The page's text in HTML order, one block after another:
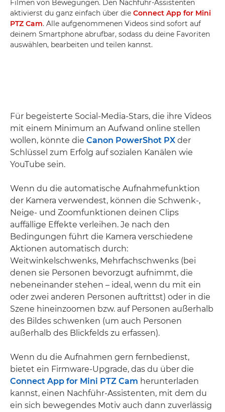
Filmen von Bewegungen. Den Nachführ-Assistenten
aktivierst du ganz einfach über die Connect App for Mini
PTZ Cam. Alle aufgenommenen Videos sind sofort auf
deinem Smartphone abrufbar, sodass du deine Favoriten
auswählen, bearbeiten und teilen kannst.
Für begeisterte Social-Media-Stars, die ihre Videos
mit einem Minimum an Aufwand online stellen
wollen, könnte die Canon PowerShot PX der
Schlüssel zum Erfolg auf sozialen Kanälen wie
YouTube sein.
Wenn du die automatische Aufnahmefunktion
der Kamera verwendest, können die Schwenk-,
Neige- und Zoomfunktionen deinen Clips
auffällige Effekte verleihen. Je nach den
Bedingungen führt die Kamera verschiedene
Aktionen automatisch durch:
Weitwinkelschwenks, Mehrfachschwenks (bei
denen sie Personen bevorzugt aufnimmt, die
nebeneinander stehen – ideal, wenn du mit ein
oder zwei anderen Personen auftrittst) oder in die
Szene hineinzoomen bzw. auf Personen außerhalb
des Bildes schwenken (um auch Personen
außerhalb des Blickfelds zu erfassen).
Wenn du die Aufnahmen gern fernbedienst,
bietet ein Firmware-Upgrade, das du über die
Connect App for Mini PTZ Cam herunterladen
kannst, einen Nachführ-Assistenten, mit dem du
ein sich bewegendes Motiv auch dann zuverlässig